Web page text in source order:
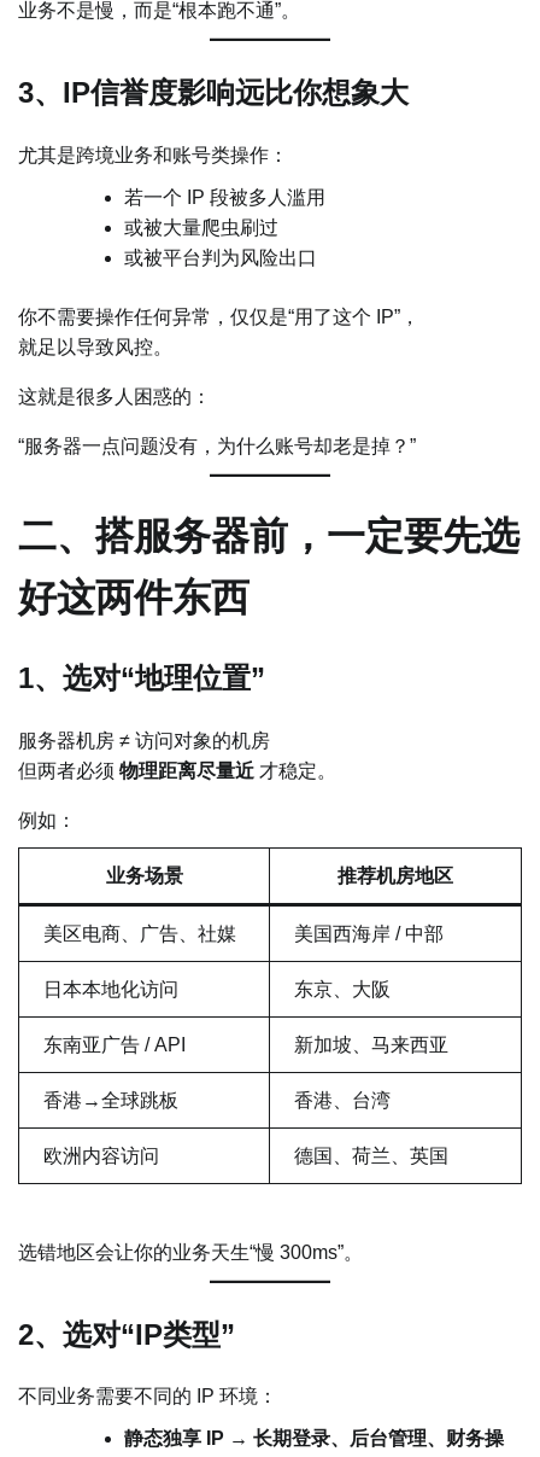
业务不是慢，而是“根本跑不通”。
3、IP信誉度影响远比你想象大
尤其是跨境业务和账号类操作：
若一个 IP 段被多人滥用
或被大量爬虫刷过
或被平台判为风险出口
你不需要操作任何异常，仅仅是“用了这个 IP”，
就足以导致风控。
这就是很多人困惑的：
“服务器一点问题没有，为什么账号却老是掉？”
二、搭服务器前，一定要先选
好这两件东西
1、选对“地理位置”
服务器机房 ≠ 访问对象的机房
但两者必须 物理距离尽量近 才稳定。
例如：
业务场景 推荐机房地区
美区电商、广告、社媒 美国西海岸 / 中部
日本本地化访问 东京、大阪
东南亚广告 / API 新加坡、马来西亚
香港→全球跳板 香港、台湾
欧洲内容访问 德国、荷兰、英国
选错地区会让你的业务天生“慢 300ms”。
2、选对“IP类型”
不同业务需要不同的 IP 环境：
静态独享 IP → 长期登录、后台管理、财务操